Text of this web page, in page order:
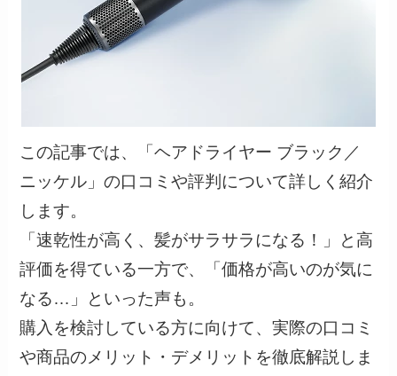
この記事では、「ヘアドライヤー ブラック／
ニッケル」の口コミや評判について詳しく紹介
します。
「速乾性が高く、髪がサラサラになる！」と高
評価を得ている一方で、「価格が高いのが気に
なる…」といった声も。
購入を検討している方に向けて、実際の口コミ
や商品のメリット・デメリットを徹底解説しま